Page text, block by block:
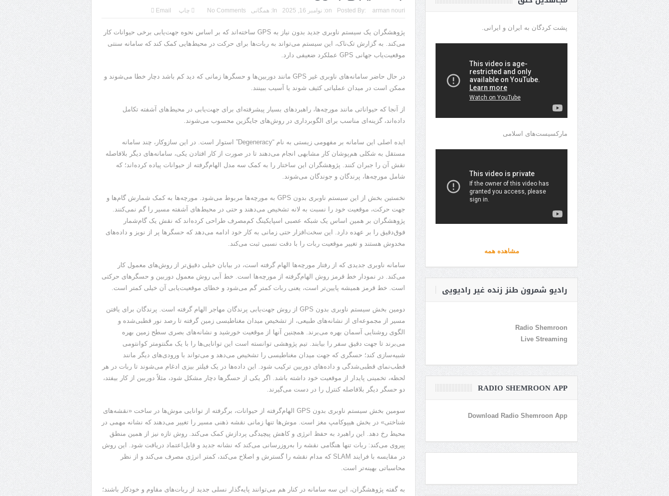
Posted By: arman nouri
on: نوامبر 16, 2025 In: همگانی No Comments چاپ Email
پژوهشگران یک سیستم ناوبری جدید بدون نیاز به GPS ساخته‌اند که بر اساس نحوه جهت‌یابی برخی حیوانات کار
می‌کند. به گزارش تک‌ناک، این سیستم می‌تواند به ربات‌ها برای حرکت در محیط‌هایی کمک کند که سامانه سنتی
موقعیت‌یاب جهانی GPS عملکرد ضعیفی دارد.
در حال حاضر سامانه‌های ناوبری غیر GPS مانند دوربین‌ها و حسگرها زمانی که دید کم باشد دچار خطا می‌شوند و
ممکن است در میدان عملیاتی کثیف شوند یا آسیب‌ ببینند.
از آنجا که حیواناتی مانند مورچه‌ها، راهبردهای بسیار پیشرفته‌ای برای جهت‌یابی در محیط‌های آشفته تکامل
داده‌اند، گزینه‌ای مناسب برای الگوبرداری در روش‌های جایگزین محسوب می‌شوند.
ایده اصلی این سامانه بر مفهومی زیستی به نام “Degeneracy” استوار است. در این سازوکار، چند سامانه
مستقل به شکلی هم‌پوشان کار مشابهی انجام می‌دهند تا در صورت از کار افتادن یکی، سامانه‌های دیگر بلافاصله
نقش آن را جبران کنند. پژوهشگران این ساختار را به کمک سه مدل الهام‌گرفته از حیوانات پیاده کرده‌اند؛ که
شامل مورچه‌ها، پرندگان و جوندگان می‌شوند.
نخستین بخش از این سیستم ناوبری بدون GPS به مورچه‌ها مربوط می‌شود. مورچه‌ها به کمک شمارش گام‌ها و
جهت حرکت، موقعیت خود را نسبت به لانه تشخیص می‌دهند و حتی در محیط‌های آشفته مسیر را گم نمی‌کنند.
پژوهشگران بر همین اساس یک شبکه عصبی اسپایکینگ کم‌مصرف طراحی کرده‌اند که نقش یک گام‌شمار
فوق‌دقیق را بر عهده دارد. این سخت‌افزار حتی زمانی به کار خود ادامه می‌دهد که حسگرها پر از نویز و داده‌های
مخدوش هستند و تغییر موقعیت ربات را با دقت نسبی ثبت می‌کند.
سامانه ناوبری جدیدی که از رفتار مورچه‌ها الهام گرفته است، در بیابان خیلی دقیق‌تر از روش‌های معمول کار
می‌کند. در نمودار خط قرمز روش الهام‌گرفته از مورچه‌ها است. خط آبی روش معمول دوربین و حسگرهای حرکتی
است. خط قرمز همیشه پایین‌تر است، یعنی ربات کمتر گم می‌شود و خطای موقعیت‌یابی‌ آن خیلی کمتر است.
دومین بخش سیستم ناوبری بدون GPS از روش جهت‌یابی پرندگان مهاجر الهام گرفته است. پرندگان برای یافتن
مسیر از مجموعه‌ای از نشانه‌های طبیعی، از تشخیص میدان مغناطیسی زمین گرفته تا رصد نور قطبی‌شده و
الگوی روشنایی آسمان بهره می‌برند. همچنین آنها از موقعیت خورشید و نشانه‌های بصری سطح زمین بهره
می‌برند تا جهت دقیق سفر را بیابند. تیم پژوهشی توانسته است این توانایی‌ها را با یک مگنتومتر کوانتومی
شبیه‌سازی کند؛ حسگری که جهت میدان مغناطیسی را تشخیص می‌دهد و می‌تواند با ورودی‌های دیگر مانند
قطب‌نمای قطبی‌شدگی و داده‌های دوربین ترکیب شود. این داده‌ها در یک فیلتر بیزی ادغام می‌شوند تا ربات در هر
لحظه، تخمینی پایدار از موقعیت خود داشته باشد. اگر یکی از حسگرها دچار مشکل شود، مثلاً دوربین از کار بیفتد،
دو حسگر دیگر بلافاصله کنترل را در دست می‌گیرند.
سومین بخش سیستم ناوبری بدون GPS الهام‌گرفته از حیوانات، برگرفته از توانایی موش‌ها در ساخت «نقشه‌های
شناختی» در بخش هیپوکامپ مغز است. موش‌ها تنها زمانی نقشه ذهنی مسیر را تغییر می‌دهند که نشانه مهمی در
محیط رخ دهد. این راهبرد به حفظ انرژی و کاهش پیچیدگی پردازش کمک می‌کند. روش تازه نیز از همین منطق
پیروی می‌کند: ربات تنها هنگامی نقشه را به‌روزرسانی می‌کند که نشانه جدید و قابل‌اعتماد دریافت شود. این روش
در مقایسه با فرایند SLAM که مدام نقشه را گسترش و اصلاح می‌کند، کمتر انرژی مصرف می‌کند و از نظر
محاسباتی بهینه‌تر است.
به گفته پژوهشگران، این سه سامانه در کنار هم می‌توانند پایه‌گذار نسلی جدید از ربات‌های مقاوم و خودکار باشند؛
پشت کردگان به ایران و ایرانی.
مارکسیست‌های اسلامی
مشاهده همه
رادیو شمرون طنز زنده غیر رادیویی
Radio Shemroon
Live Streaming
RADIO SHEMROON APP
Download Radio Shemroon App